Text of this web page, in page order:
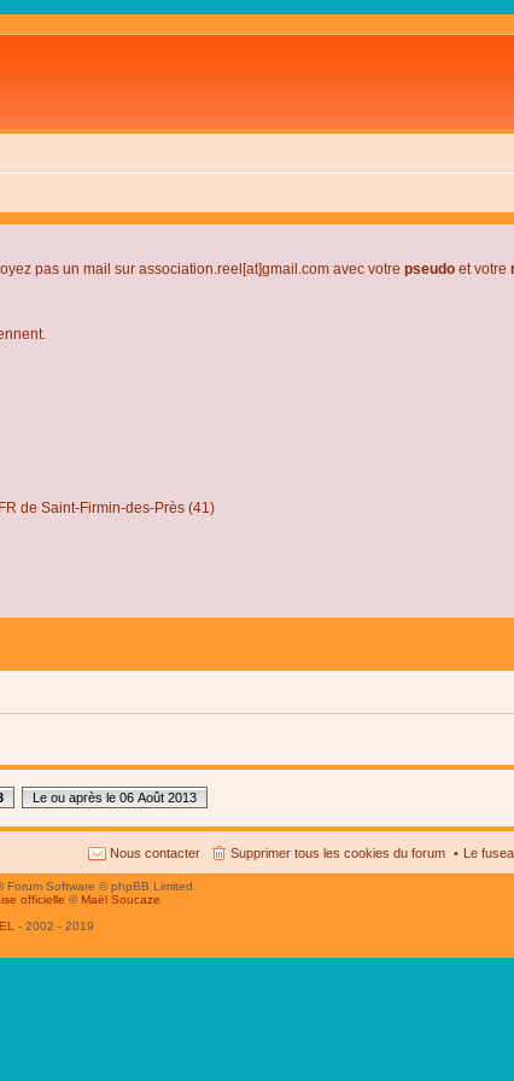
pas un mail sur association.reel[at]gmail.com avec votre pseudo et votre
de Saint-Firmin-des-Près (41)
Le ou après le 06 Août 2013
Le
Supprimer tous les cookies du forum
Nous contacter
Forum Software © phpBB Limited
officielle © Maël Soucaze
- 2002 - 2019